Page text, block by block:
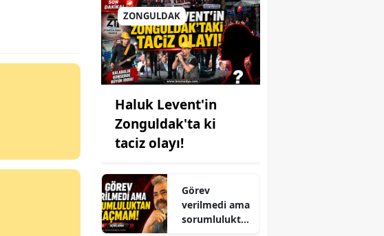
ZONGULDAK
Haluk Levent'in
Zonguldak'ta ki
taciz olayı!
Görev
verilmedi ama
sorumlulukta